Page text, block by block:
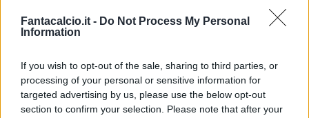
Fantacalcio.it - Do Not Process My Personal
Information
If you wish to opt-out of the sale, sharing to third parties, or
processing of your personal or sensitive information for
targeted advertising by us, please use the below opt-out
section to confirm your selection. Please note that after your
legame che non si è mai completamente
interrotto.Già la scorsa estate il francese era
assistere a una lunga fase di stallo che portò il
club a virare su altri obiettivi di mercato. Una
situazione che aveva lasciato amarezza nel